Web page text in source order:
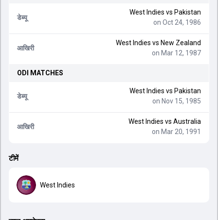
डेब्यू
West Indies vs Pakistan
on Oct 24, 1986
आखिरी
West Indies vs New Zealand
on Mar 12, 1987
ODI MATCHES
डेब्यू
West Indies vs Pakistan
on Nov 15, 1985
आखिरी
West Indies vs Australia
on Mar 20, 1991
टीमें
West Indies